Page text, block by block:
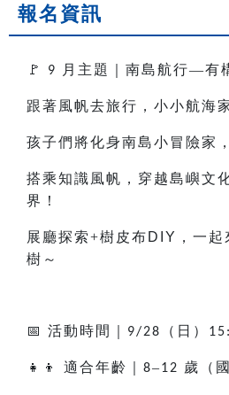
報名資訊
🚩 9 月主題｜南島航行—有
跟著風帆去旅行，小小航海
孩子們將化身南島小冒險家，
搭乘知識風帆，穿越島嶼文
界！
展廳探索+樹皮布 DIY ，一
樹～
📅 活動時間｜ 9/28 （日）
👧👦 適合年齡｜ 8–12 歲（